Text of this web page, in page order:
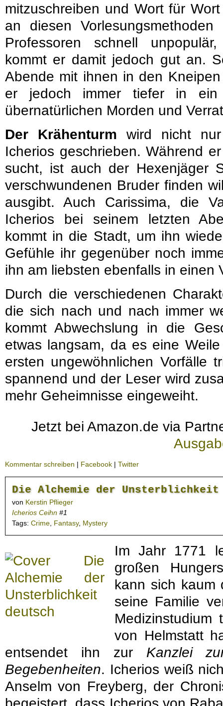
mitzuschreiben und Wort für
an diesen
Professoren schnell
kommt er damit jedoch gut an.
Abende mit ihnen in den
er jedoch immer tiefer in ein
übernatürlichen Morden und
Der Krähenturm wird nicht
Icherios geschrieben. Während
sucht, ist auch der Hexenjäger
verschwundenen Bruder finden
ausgibt. Auch Carissima, die
Icherios bei seinem letzten
kommt in die Stadt, um ihn
Gefühle ihr gegenüber noch
ihn am liebsten ebenfalls in einen
Durch die verschiedenen
die sich nach und nach immer
kommt Abwechslung in die
etwas langsam, da es eine
ersten ungewöhnlichen Vorfälle
spannend und der Leser wird
mehr Geheimnisse eingeweiht.
Jetzt bei Amazon.de via
Kommentar schreiben | Facebook | Twitter
Die Alchemie der Unsterblichkeit
von Kerstin Pflieger
Icherios Ceihn #1
Tags: Crime Fantasy, Mystery
Im Jahr 1771
großen
kann sich kaum
seine Familie
Medizinstudium
von Helmstatt
entsendet ihn zur Kanzlei
Begebenheiten. Icherios weiß
Anselm von Freyberg, der